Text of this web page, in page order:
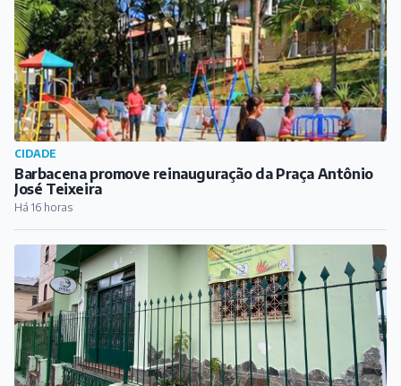
CIDADE
Barbacena promove reinauguração da Praça Antônio
José Teixeira
Há 16 horas